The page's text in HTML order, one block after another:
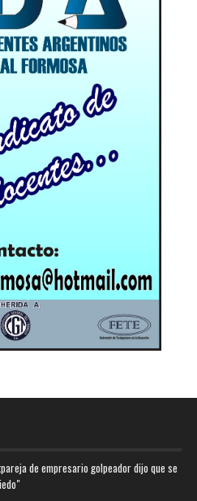
de empresario golpeador dijo que se